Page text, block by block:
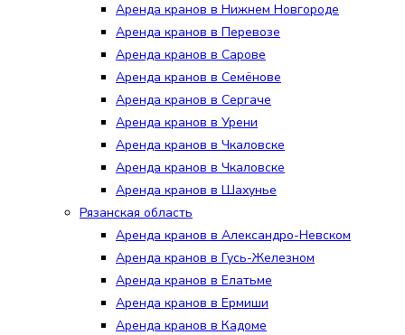
Аренда кранов в Нижнем Новгороде
Аренда кранов в Перевозе
Аренда кранов в Сарове
Аренда кранов в Семёнове
Аренда кранов в Сергаче
Аренда кранов в Урени
Аренда кранов в Чкаловске
Аренда кранов в Чкаловске
Аренда кранов в Шахунье
Рязанская область
Аренда кранов в Александро-Невском
Аренда кранов в Гусь-Железном
Аренда кранов в Елатьме
Аренда кранов в Ермиши
Аренда кранов в Кадоме